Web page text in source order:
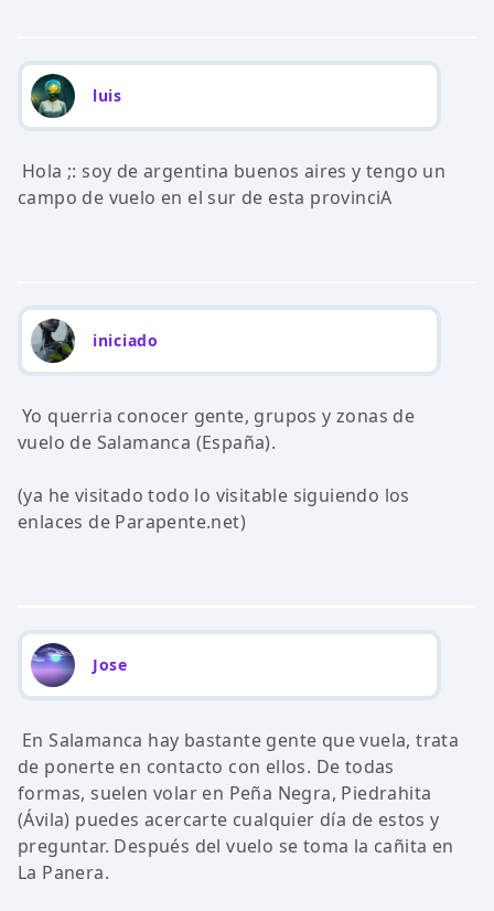
luis
Hola ;: soy de argentina buenos aires y tengo un
campo de vuelo en el sur de esta provinciA
iniciado
Yo querria conocer gente, grupos y zonas de
vuelo de Salamanca (España).
(ya he visitado todo lo visitable siguiendo los
enlaces de Parapente.net)
Jose
En Salamanca hay bastante gente que vuela, trata
de ponerte en contacto con ellos. De todas
formas, suelen volar en Peña Negra, Piedrahita
(Ávila) puedes acercarte cualquier día de estos y
preguntar. Después del vuelo se toma la cañita en
La Panera.